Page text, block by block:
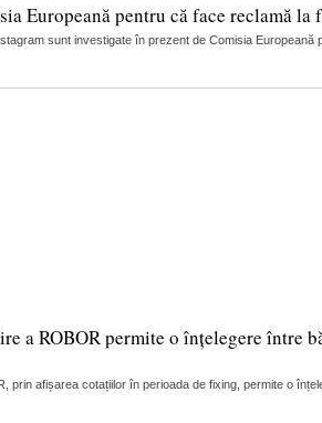
Europeană pentru că face reclamă la
sunt investigate în prezent de Comisia
a ROBOR permite o înțelegere între
afișarea cotațiilor în perioada de fixing, permite o